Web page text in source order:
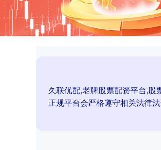
久联优配,老牌股票配资平台,股
正规平台会严格遵守相关法律